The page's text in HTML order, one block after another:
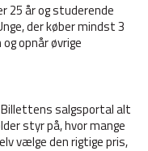
25 år og studerende
der køber mindst 3
opnår øvrige
salgsportal alt
styr på, hvor mange
vælge den rigtige pris,